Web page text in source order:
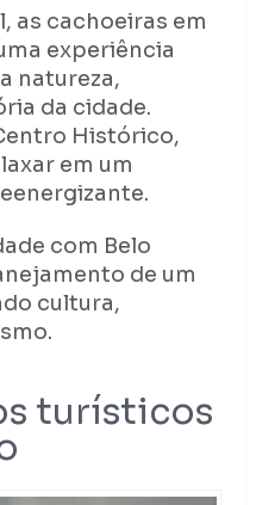
as cachoeiras em
experiência
natureza,
da cidade.
Histórico,
em um
com Belo
de um
cultura,
turísticos